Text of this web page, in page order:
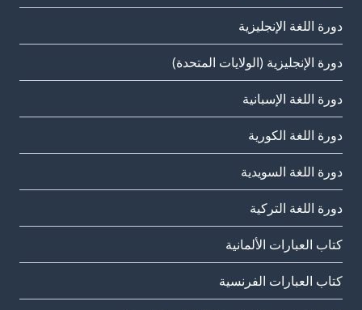
دورة اللغة الإنجليزية
دورة الإنجليزية (الولايات المتحدة)
دورة اللغة الإسبانية
دورة اللغة الكورية
دورة اللغة السويدية
دورة اللغة التركية
كتاب العبارات الألمانية
كتاب العبارات الفرنسية